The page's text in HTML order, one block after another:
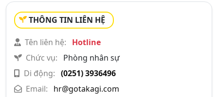
THÔNG TIN LIÊN HỆ
Tên liên hệ:
Hotline
Chức vụ:
Phòng nhân sự
Di động: (0251) 3936496
Email:
hr@gotakagi.com